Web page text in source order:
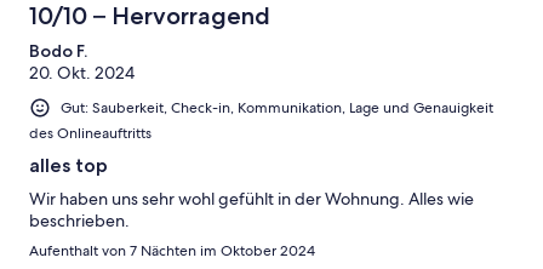
10/10 – Hervorragend
Bodo F.
20. Okt. 2024
Gut: Sauberkeit, Check-in, Kommunikation, Lage und Genauigkeit
des Onlineauftritts
alles top
Wir haben uns sehr wohl gefühlt in der Wohnung. Alles wie
beschrieben.
Aufenthalt von 7 Nächten im Oktober 2024